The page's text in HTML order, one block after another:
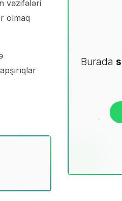
vəzifələri
olmaq
Burada